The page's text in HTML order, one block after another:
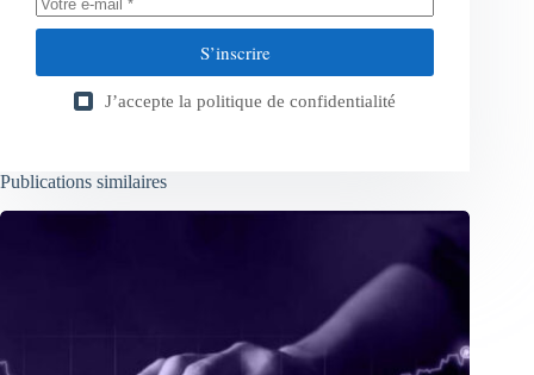
S’inscrire
J’accepte la politique de confidentialité
Publications similaires